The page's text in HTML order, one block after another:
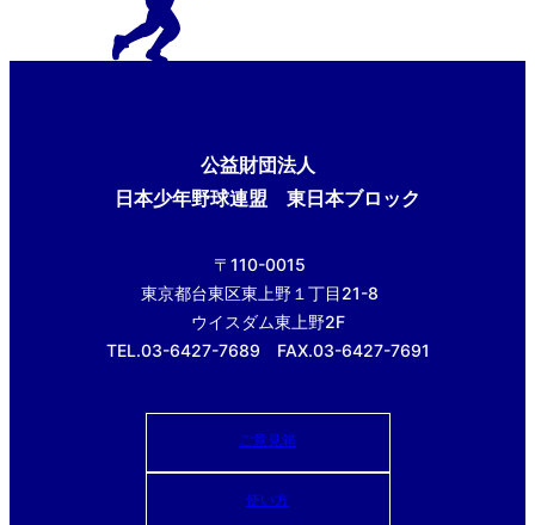
公益財団法人
日本少年野球連盟 東日本ブロック
〒110-0015
東京都台東区東上野１丁目21-8
ウイスダム東上野2F
TEL.03-6427-7689 FAX.03-6427-7691
ご意見箱
使い方